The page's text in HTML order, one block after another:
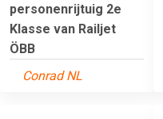
personenrijtuig 2e
Klasse van Railjet
ÖBB
Conrad NL